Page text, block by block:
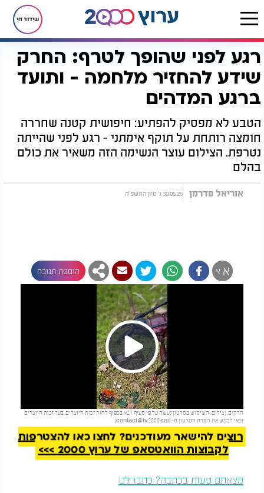
שידור חי
דף הבית רץ בוואטסאפ רגע לפני שהופך לטרף: החרק שידע להחזיר מלחמה - ותועד ברגע המדהים
רגע לפני שהופך לטרף: החרק
שידע להחזיר מלחמה - ותועד
ברגע המדהים
הטבע לא מפסיק להפתיע: חיפושית קטנה שחררה
חומצה רותחת על תוקף אימתני - רגע לפני שהייתה
נטרפת. הצילום עוצר הנשימה הזה משאיר את כולם
בהלם
אוריאל פדרמן 30.05.25 ג' סיון התשפ"ה
א א הוספת תגובה
Play
Video
חרקים. (צילום: השימוש בסרטון נעשה על פי סעיף 27א בכפוף לחוק זכות היוצרים. בעל זכות היוצרים
זכאי לבקש את הסרת הסרטון מ- contact@tv2000.co.il
)
להמשך קריאה
רוצים להישאר מעודכנים? לחצו כאן להצטרפות
לקבוצות הוואטסאפ של ערוץ 2000 >>>
מצאתם טעות בכתבה? כתבו לנו